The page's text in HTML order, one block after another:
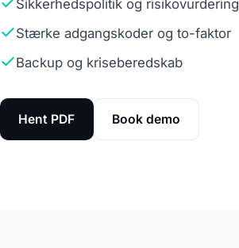
Sikkerhedspolitik og risikovurdering
Stærke adgangskoder og to-faktor
Backup og kriseberedskab
Hent PDF Book demo